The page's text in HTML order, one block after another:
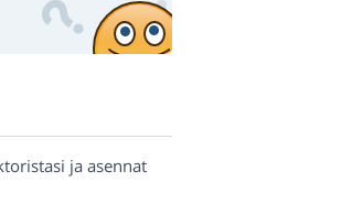
ja asennat